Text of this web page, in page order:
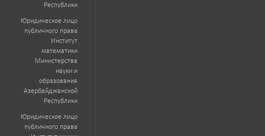
Республики
Юридическое лицо
публичного права
Институт
математики
Министерства
науки и
образования
Азербайджанской
Республики
Юридическое лицо
публичного права